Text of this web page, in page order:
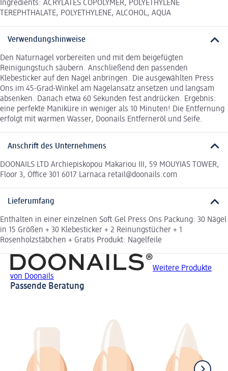
Ingredients: ACRYLATES COPOLYMER, POLYETHYLENE
TEREPHTHALATE, POLYETHYLENE, ALCOHOL, AQUA
Verwendungshinweise
Den Naturnagel vorbereiten und mit dem beigefügten
Reinigungstuch säubern. Anschließend den passenden
Klebesticker auf den Nagel anbringen. Die ausgewählten Press
Ons im 45-Grad-Winkel am Nagelansatz ansetzen und langsam
absenken. Danach etwa 60 Sekunden fest andrücken. Ergebnis:
eine perfekte Maniküre in weniger als 10 Minuten! Die Entfernung
erfolgt mit warmen Wasser, Doonails Entferneröl und Seife.
Anschrift des Unternehmens
DOONAILS LTD Archiepiskopou Makariou III, 59 MOUYIAS TOWER,
Floor 3, Office 301 6017 Larnaca retail@doonails.com
Lieferumfang
Enthalten in einer einzelnen Soft Gel Press Ons Packung: 30 Nägel
in 15 Größen + 30 Klebesticker + 2 Reinungstücher + 1
Rosenholzstäbchen + Gratis Produkt: Nagelfeile
Weitere Produkte
von Doonails
Passende Beratung